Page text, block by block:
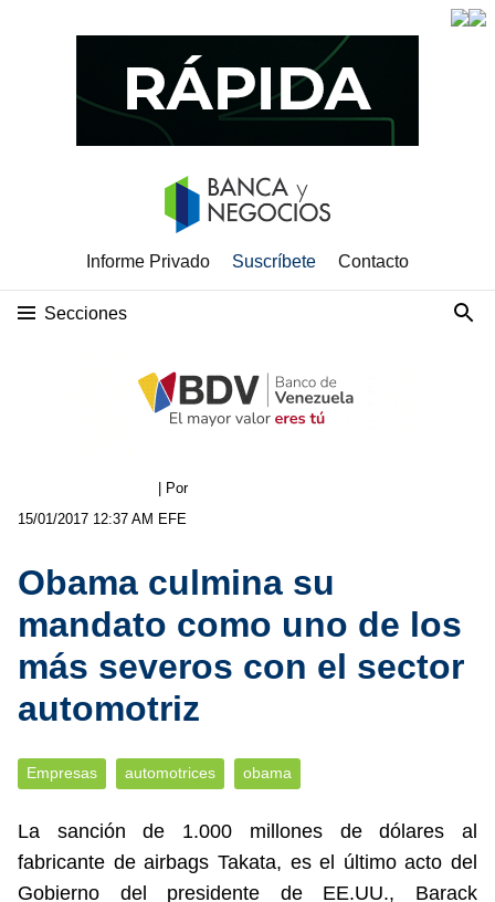
Informe Privado Suscríbete Contacto
Secciones
15/01/2017 12:37 AM
| Por
EFE
Obama culmina su
mandato como uno de los
más severos con el sector
automotriz
Empresas automotrices obama
La sanción de 1.000 millones de dólares al
fabricante de airbags Takata, es el último acto del
Gobierno del presidente de EE.UU., Barack